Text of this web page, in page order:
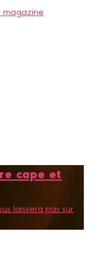
magazine
cape et
laissera pas sur